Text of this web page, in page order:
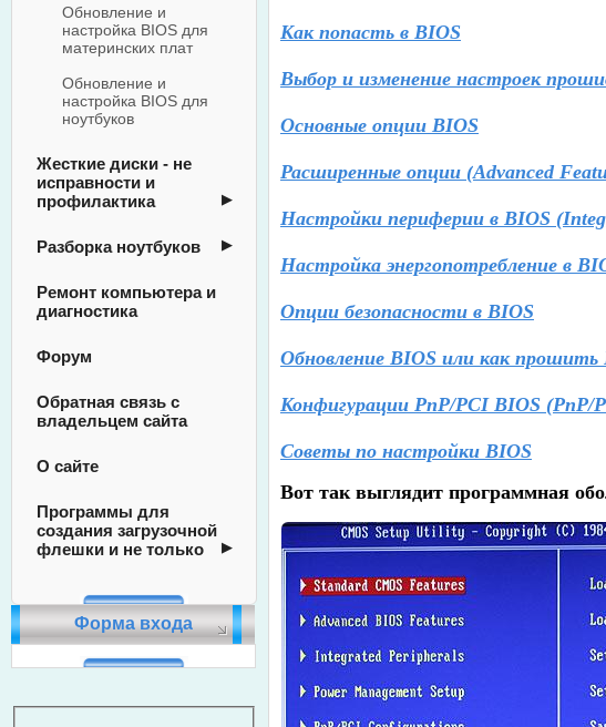
Обновление и
настройка BIOS для
материнских плат
Обновление и
настройка BIOS для
ноутбуков
Жесткие диски - не
исправности и
профилактика
Разборка ноутбуков
Ремонт компьютера и
диагностика
Форум
Обратная связь с
владельцем сайта
О сайте
Программы для
создания загрузочной
флешки и не только
Форма входа
Как попасть в BIOS
Выбор и изменение настроек
Основные опции BIOS
Расширенные опции (Advanced
Настройки периферии в BIOS
Настройка энергопотребление в
Опции безопасности в BIOS
Обновление BIOS или как прошить
Конфигурации PnP/PCI BIOS (PnP/
Советы по настройки BIOS
Вот так выглядит программная